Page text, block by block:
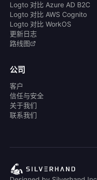
Logto 对比 Azure AD B2C
Logto 对比 AWS Cognito
Logto 对比 WorkOS
更新日志
路线图
公司
客户
信任与安全
关于我们
联系我们